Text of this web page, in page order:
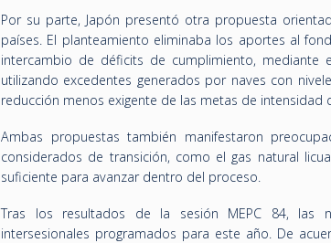
Por su parte, Japón presentó otra propuesta
países. El planteamiento eliminaba los aportes al
intercambio de déficits de cumplimiento, mediante
utilizando excedentes generados por naves con
reducción menos exigente de las metas de
Ambas propuestas también manifestaron
considerados de transición, como el gas natural
suficiente para avanzar dentro del proceso.
Tras los resultados de la sesión MEPC 84, las
intersesionales programados para este año. De